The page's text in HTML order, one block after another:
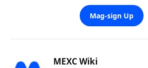
Mag-sign Up
MEXC Wiki